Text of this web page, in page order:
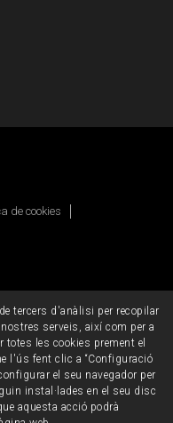
de cookies
tercers d'anàlisi per recopilar
serveis, així com per a
totes les cookies prement el
l'ús fent clic a “Configuració
el seu navegador per
instal·lades en el seu disc
aquesta acció podrà